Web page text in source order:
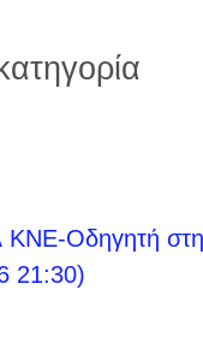
ΚΝΕ-Οδηγητή
21:30)